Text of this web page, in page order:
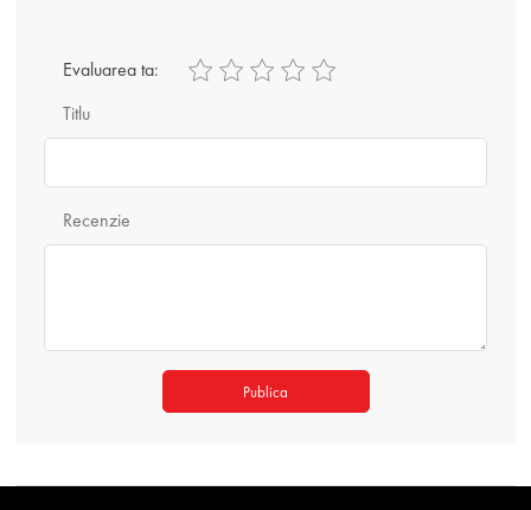
Titlu
Evaluarea ta:
Recenzie
Publica